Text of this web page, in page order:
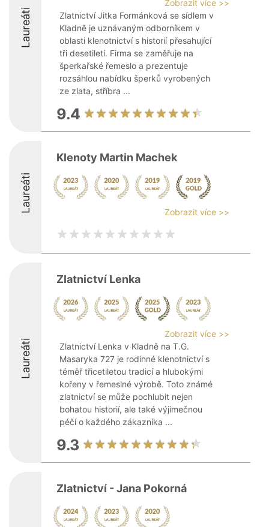
Laureáti
Zobrazit více >>
Zlatnictví Jitka Formánková se sídlem v
Kladně je uznávaným odborníkem v
oblasti klenotnictví s historií přesahující
tři desetiletí. Firma se zaměřuje na
šperkařské řemeslo a prezentuje
rozsáhlou nabídku šperků vyrobených
ze zlata, stříbra ...
9.4
Laureáti
Klenoty Martin Machek
Zobrazit více >>
Laureáti
Zlatnictví Lenka
Zobrazit více >>
Zlatnictví Lenka v Kladně na T.G.
Masaryka 727 je rodinné klenotnictví s
téměř třicetiletou tradicí a hlubokými
kořeny v řemeslné výrobě. Toto známé
zlatnictví se může pochlubit nejen
bohatou historií, ale také výjimečnou
péčí o každého zákazníka ...
9.3
Zlatnictví - Jana Pokorná